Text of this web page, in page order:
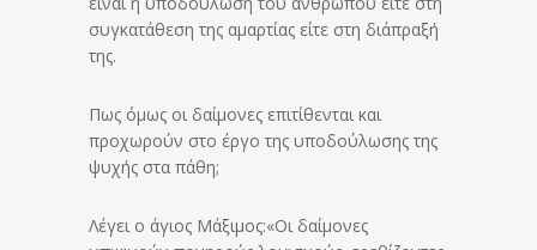
συγκατάθεση της αμαρτίας είτε στη διάπραξή
της.
Πως όμως οι δαίμονες επιτίθενται και
προχωρούν στο έργο της υποδούλωσης της
ψυχής στα πάθη;
Λέγει ο άγιος Μάξιμος:«Οι δαίμονες